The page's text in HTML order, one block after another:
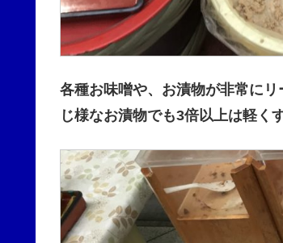
各種お味噌や、お漬物が非常に
じ様なお漬物でも3倍以上は軽く